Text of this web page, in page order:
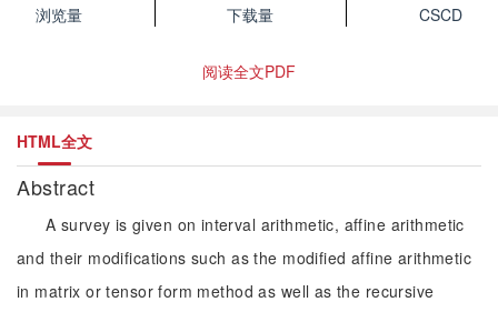
浏览量
下载量
CSCD
阅读全文PDF
HTML全文
Abstract
A survey is given on interval arithmetic, affine arithmetic
and their modifications such as the modified affine arithmetic
in matrix or tensor form method as well as the recursive